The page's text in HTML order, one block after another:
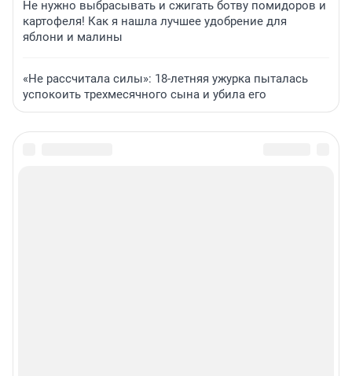
Не нужно выбрасывать и сжигать ботву помидоров и
картофеля! Как я нашла лучшее удобрение для
яблони и малины
«Не рассчитала силы»: 18-летняя ужурка пыталась
успокоить трехмесячного сына и убила его